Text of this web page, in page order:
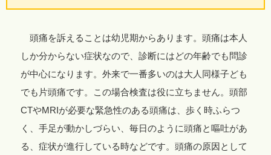
頭痛を訴えることは幼児期からあります。頭痛は本人
しか分からない症状なので、診断にはどの年齢でも問診
が中心になります。外来で一番多いのは大人同様子ども
でも片頭痛です。この場合検査は役に立ちません。頭部
CTやMRIが必要な緊急性のある頭痛は、歩く時ふらつ
く、手足が動かしづらい、毎日のように頭痛と嘔吐があ
る、症状が進行している時などです。頭痛の原因として